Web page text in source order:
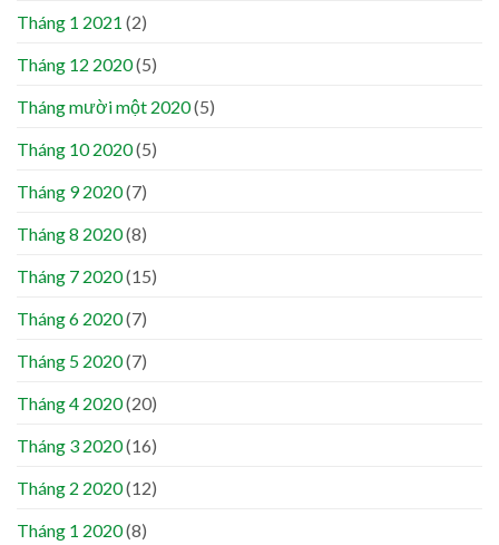
Tháng 1 2021 (2)
Tháng 12 2020(5)
Tháng mười một 2020(5)
Tháng 10 2020(5)
Tháng 9 2020(7)
Tháng 8 2020(8)
Tháng 7 2020(15)
Tháng 6 2020(7)
Tháng 5 2020(7)
Tháng 4 2020(20)
Tháng 3 2020(16)
Tháng 2 2020(12)
Tháng 1 2020(8)